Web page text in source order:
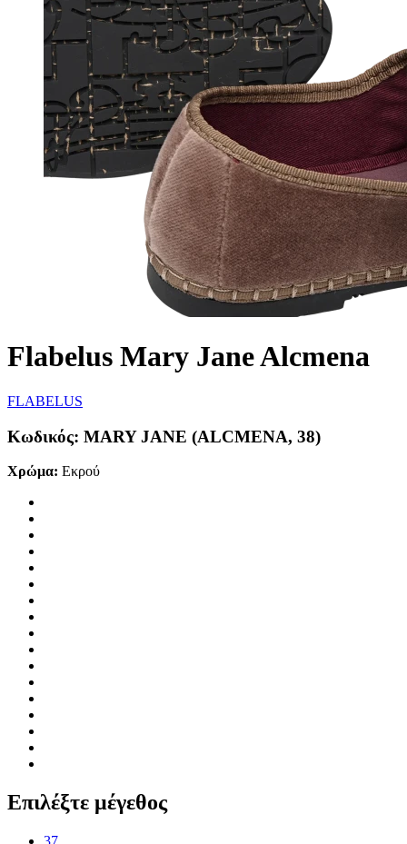
Flabelus Mary Jane Alcmena
FLABELUS
Κωδικός: MARY JANE (ALCMENA, 38)
Χρώμα: Εκρού
Επιλέξτε μέγεθος